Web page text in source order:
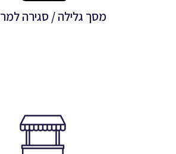
מסך גלילה / סגירה
לפרטים
חומרים מתקדמים
הפתרון המושלם לכל עונות